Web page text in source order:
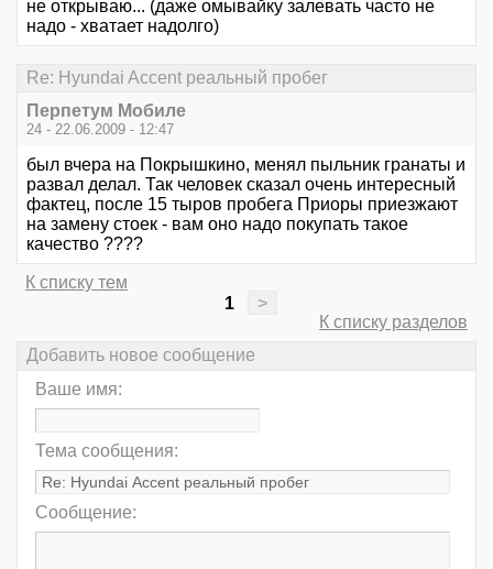
не открываю... (даже омывайку залевать часто не
надо - хватает надолго)
Re: Hyundai Accent реальный пробег
Перпетум Мобиле
24 - 22.06.2009 - 12:47
был вчера на Покрышкино, менял пыльник гранаты и
развал делал. Так человек сказал очень интересный
фактец, после 15 тыров пробега Приоры приезжают
на замену стоек - вам оно надо покупать такое
качество ????
К списку тем
1
>
К списку разделов
Добавить новое сообщение
Ваше имя:
Тема сообщения:
Сообщение: